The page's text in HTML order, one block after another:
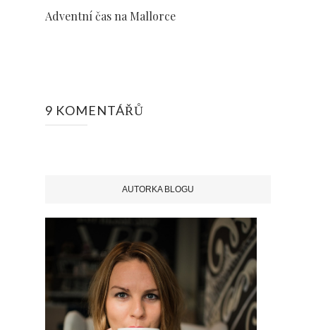
Adventní čas na Mallorce
9 KOMENTÁŘŮ
AUTORKA BLOGU